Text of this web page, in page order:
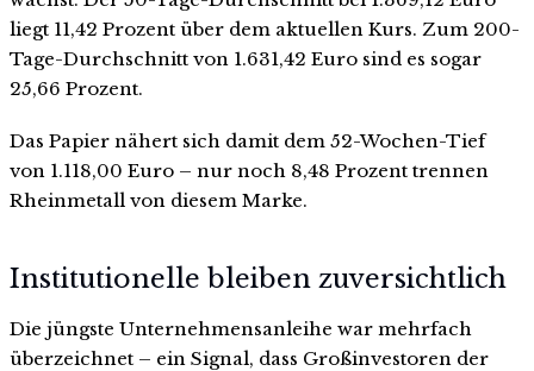
liegt 11,42 Prozent über dem aktuellen Kurs. Zum 200-
Tage-Durchschnitt von 1.631,42 Euro sind es sogar
25,66 Prozent.
Das Papier nähert sich damit dem 52-Wochen-Tief
von 1.118,00 Euro – nur noch 8,48 Prozent trennen
Rheinmetall von diesem Marke.
Institutionelle bleiben zuversichtlich
Die jüngste Unternehmensanleihe war mehrfach
überzeichnet – ein Signal, dass Großinvestoren der